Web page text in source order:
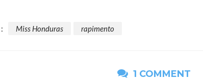
Miss Honduras rapimento
1 COMMENT